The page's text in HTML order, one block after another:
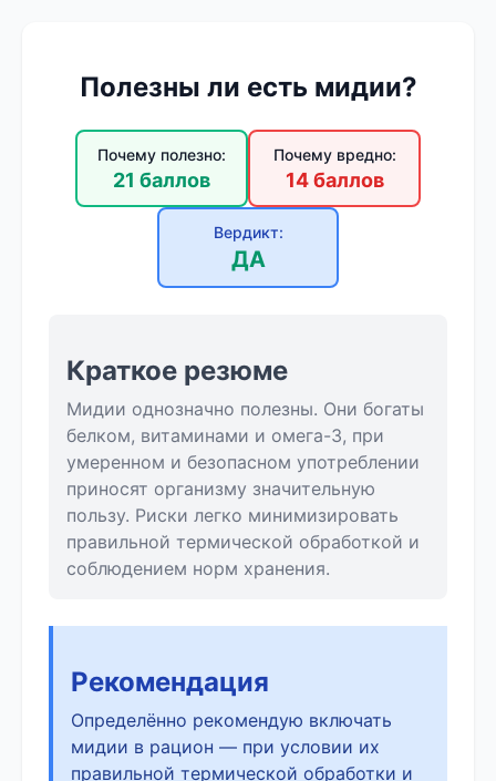
Полезны ли есть мидии?
Почему полезно:
21 баллов
Почему вредно:
14 баллов
Вердикт:
ДА
Краткое резюме
Мидии однозначно полезны. Они богаты
белком, витаминами и омега-3, при
умеренном и безопасном употреблении
приносят организму значительную
пользу. Риски легко минимизировать
правильной термической обработкой и
соблюдением норм хранения.
Рекомендация
Определённо рекомендую включать
мидии в рацион — при условии их
правильной термической обработки и